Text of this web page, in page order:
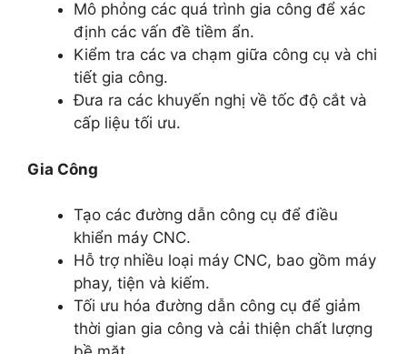
Mô phỏng các quá trình gia công để xác
định các vấn đề tiềm ẩn.
Kiểm tra các va chạm giữa công cụ và chi
tiết gia công.
Đưa ra các khuyến nghị về tốc độ cắt và
cấp liệu tối ưu.
Gia Công
Tạo các đường dẫn công cụ để điều
khiển máy CNC.
Hỗ trợ nhiều loại máy CNC, bao gồm máy
phay, tiện và kiếm.
Tối ưu hóa đường dẫn công cụ để giảm
thời gian gia công và cải thiện chất lượng